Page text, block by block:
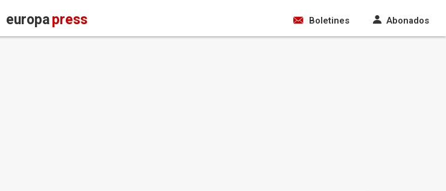
europapress Boletines Abonados